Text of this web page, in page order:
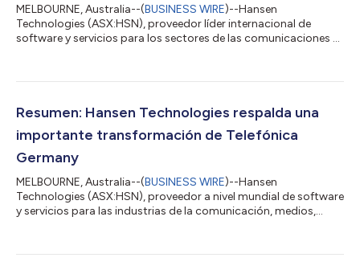
MELBOURNE, Australia--(BUSINESS WIRE)--Hansen
Technologies (ASX:HSN), proveedor líder internacional de
software y servicios para los sectores de las comunicaciones y
tres años con MultiChoice Group para continuar utilizando
existentes. El acuerdo, con una duración inicial de tres años,
Resumen: Hansen Technologies respalda una
importante transformación de Telefónica
Germany
MELBOURNE, Australia--(BUSINESS WIRE)--Hansen
Technologies (ASX:HSN), proveedor a nivel mundial de software
y servicios para las industrias de la comunicación, medios,
principales proveedores de servicios de comunicaciones (CSP)